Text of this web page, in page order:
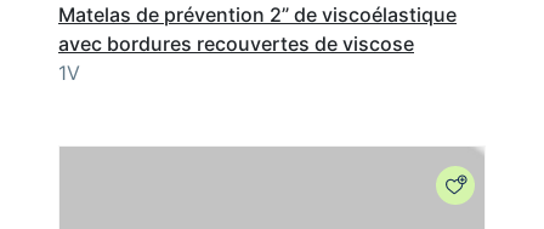
Matelas de prévention 2” de viscoélastique
avec bordures recouvertes de viscose
1V